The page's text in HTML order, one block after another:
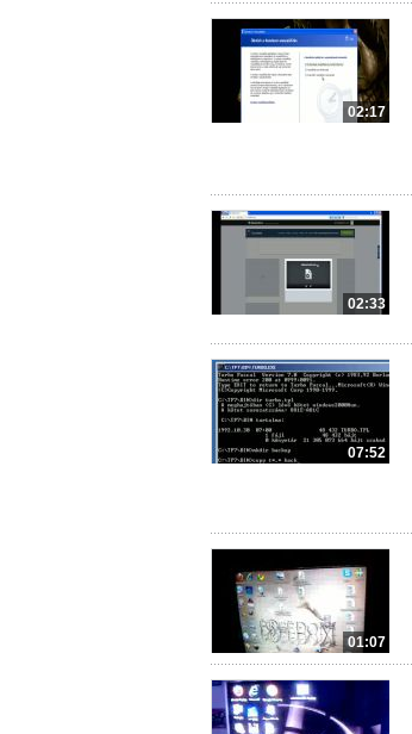
02:17
02:33
07:52
01:07